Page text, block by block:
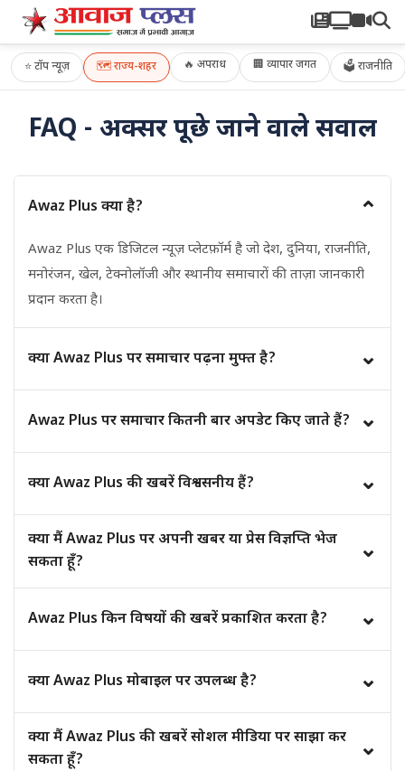
⭐टॉप न्यूज़ 🗺️राज्य-शहर 🔥 अपराध 🏢 व्यापार जगत 🗳 राजनीति
FAQ - अक्सर पूछे जाने वाले सवाल
Awaz Plus क्या है? ⌄
Awaz Plus एक डिजिटल न्यूज़ प्लेटफ़ॉर्म है जो देश, दुनिया, राजनीति,
मनोरंजन, खेल, टेक्नोलॉजी और स्थानीय समाचारों की ताज़ा जानकारी
प्रदान करता है।
क्या Awaz Plus पर समाचार पढ़ना मुफ्त है? ⌄
लिए निःशुल्क हैं।
Awaz Plus पर समाचार कितनी बार अपडेट किए जाते हैं? ⌄
क्या Awaz Plus की खबरें विश्वसनीय हैं? ⌄
हाँ, हम प्रकाशित करने से पहले समाचारों की तथ्य-जांच (Fact Check)
और सत्यापन की प्रक्रिया अपनाते हैं।
क्या मैं Awaz Plus पर अपनी खबर या प्रेस विज्ञप्ति भेज
सकता हूँ?
⌄
सुझाव साझा कर सकते हैं।
Awaz Plus किन विषयों की खबरें प्रकाशित करता है? ⌄
लाइफस्टाइल और स्थानीय समाचारों को कवर करते हैं।
क्या Awaz Plus मोबाइल पर उपलब्ध है? ⌄
हाँ, Awaz Plus वेबसाइट मोबाइल, टैबलेट और डेस्कटॉप सभी डिवाइस
पर आसानी से उपयोग की जा सकती है।
क्या मैं Awaz Plus की खबरें सोशल मीडिया पर साझा कर
सकता हूँ?
⌄